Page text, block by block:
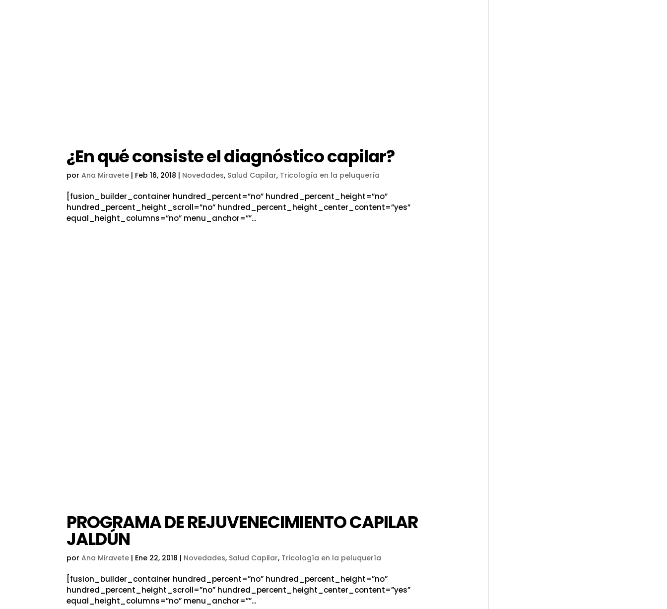
¿En qué consiste el diagnóstico capilar?
porAna Miravete | Feb 16, 2018 | Novedades, Salud Capilar, Tricología en la peluquería
[fusion_builder_container hundred_percent=”no” hundred_percent_height=”no”
hundred_percent_height_scroll=”no” hundred_percent_height_center_content=”yes”
equal_height_columns=”no” menu_anchor=””...
PROGRAMA DE REJUVENECIMIENTO CAPILAR
JALDÚN
porAna Miravete | Ene 22, 2018 | Novedades, Salud Capilar, Tricología en la peluquería
[fusion_builder_container hundred_percent=”no” hundred_percent_height=”no”
hundred_percent_height_scroll=”no” hundred_percent_height_center_content=”yes”
equal_height_columns=”no” menu_anchor=””...